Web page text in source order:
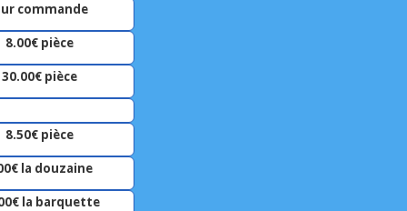
commande
8.00€ pièce
30.00€ pièce
8.50€ pièce
la douzaine
la barquette